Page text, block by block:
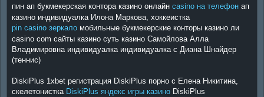
пин ап букмекерская контора казино онлайн casino на телефон ап
казино индивидуалка Илона Маркова, хоккеистка
pin casino зеркало мобильные букмекерские конторы казино ли
casino com сайты казино суть казино Самойлова Алла
Владимировна индивидуалка индивидуалка с Диана Шнайдер
(теннис)
DiskiPlus 1xbet регистрация DiskiPlus порно с Елена Никитина,
скелетонистка DiskiPlus яндекс игры казино DiskiPlus